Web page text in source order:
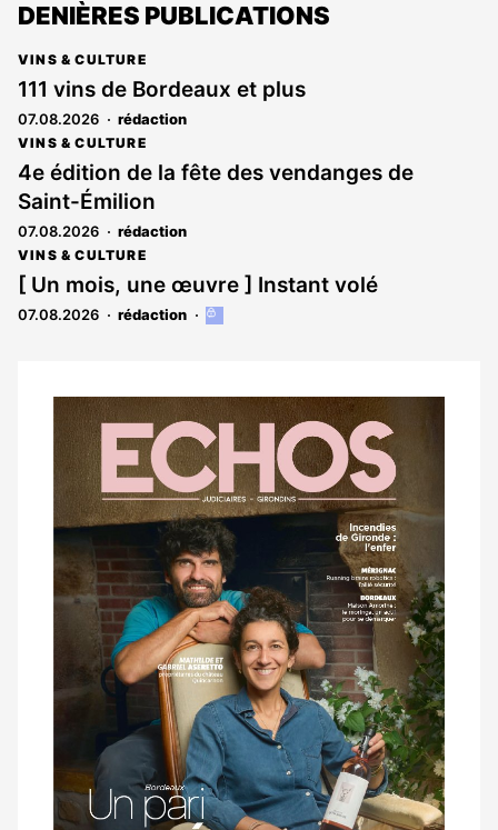
DENIÈRES PUBLICATIONS
VINS & CULTURE
111 vins de Bordeaux et plus
07.08.2026 rédaction
VINS & CULTURE
4e édition de la fête des vendanges de
Saint-Émilion
07.08.2026 rédaction
VINS & CULTURE
[ Un mois, une œuvre ] Instant volé
07.08.2026 rédaction
Cet
aux
abonnés
Notre
dernier
magazine